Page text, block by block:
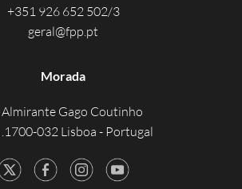
+351 926 652 502/3
geral@fpp.pt
Morada
Almirante Gago Coutinho
.1700-032 Lisboa - Portugal